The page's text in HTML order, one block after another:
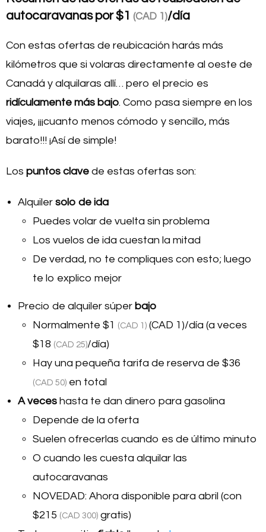
autocaravanas por$1 (CAD 1)/día
Con estas ofertas de reubicación harás más
kilómetros que si volaras directamente al oeste de
Canadá y alquilaras allí… pero el precio es
ridículamente más bajo. Como pasa siempre en los
viajes, ¡¡¡cuanto menos cómodo y sencillo, más
barato!!! ¡Así de simple!
Los puntos clave de estas ofertas son:
Alquiler solo de ida
Puedes volar de vuelta sin problema
Los vuelos de ida cuestan la mitad
De verdad, no te compliques con esto; luego
te lo explico mejor
Precio de alquiler súper bajo
Normalmente $1 (CAD 1) (CAD 1)/día (a veces
$18 (CAD 25)/día)
Hay una pequeña tarifa de reserva de $36
(CAD 50) en total
A veces hasta te dan dinero para gasolina
Depende de la oferta
Suelen ofrecerlas cuando es de último minuto
O cuando les cuesta alquilar las
autocaravanas
NOVEDAD: Ahora disponible para abril (con
$215 (CAD 300) gratis)